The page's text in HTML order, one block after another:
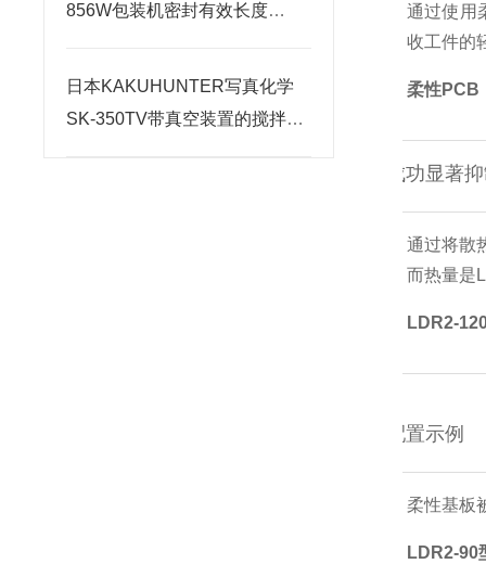
856W包装机密封有效长度
日本KAKUHUNTER写真化学
SK-350TV带真空装置的搅拌脱
通过使用
收工件的
柔性PCB
成功显著
通过将散
而热量是
LDR2-
配置示例
柔性基板
LDR2-90